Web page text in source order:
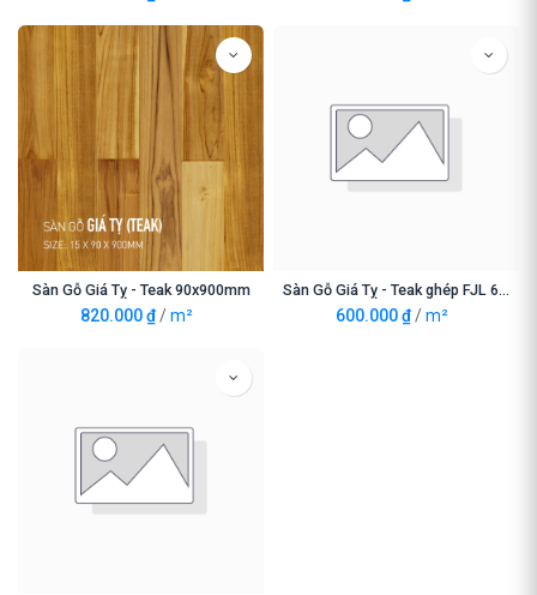
Sàn Gỗ Giá Tỵ - Teak 90x900mm
820.000₫ /m²
Sàn Gỗ Giá Tỵ - Teak ghép FJL 60x420
600.000₫ /m²